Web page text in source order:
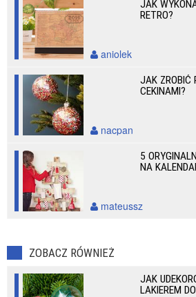
JAK
RETRO?
aniolek
JAK ZROBIĆ
CEKINAMI?
nacpan
5
NA
mateussz
ZOBACZ RÓWNIEŻ
JAK
LAKIEREM